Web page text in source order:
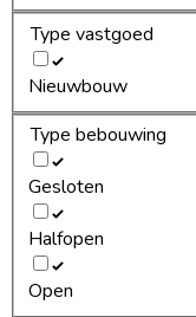
Type vastgoed
Nieuwbouw
Type bebouwing
Gesloten
Halfopen
Open